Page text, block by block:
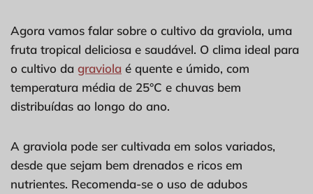
Agora vamos falar sobre o cultivo da graviola, uma
fruta tropical deliciosa e saudável. O clima ideal para
o cultivo da graviola é quente e úmido, com
temperatura média de 25°C e chuvas bem
distribuídas ao longo do ano.
A graviola pode ser cultivada em solos variados,
desde que sejam bem drenados e ricos em
nutrientes. Recomenda-se o uso de adubos